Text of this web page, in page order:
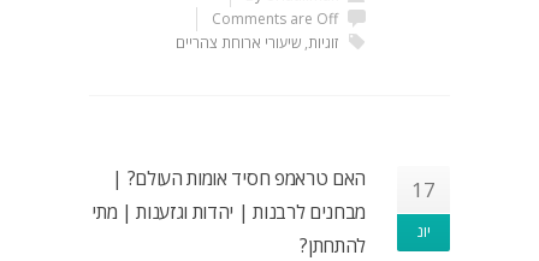
Comments are Off
זוגיות, שיעורי ארוחת צהריים
17
יונ
האם טראמפ חסיד אומות העולם? |
מבחנים לרבנות | יהדות וגזענות | מתי
להתחתן?